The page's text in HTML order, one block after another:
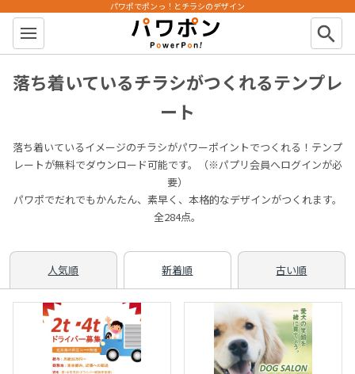
パワポン
パワポでポンっ！とチラシのデザイン
search
落ち着いているチラシがつくれるテンプレ
ート
落ち着いているイメージのチラシがパワーポイントでつくれる！テンプ
レートが無料でダウンロード可能です。（※パプリ会員へログインが必
要）
パワポでだれでもかんたん、素早く、本格的なデザインがつくれます。
全284点。
人気順 新着順 古い順